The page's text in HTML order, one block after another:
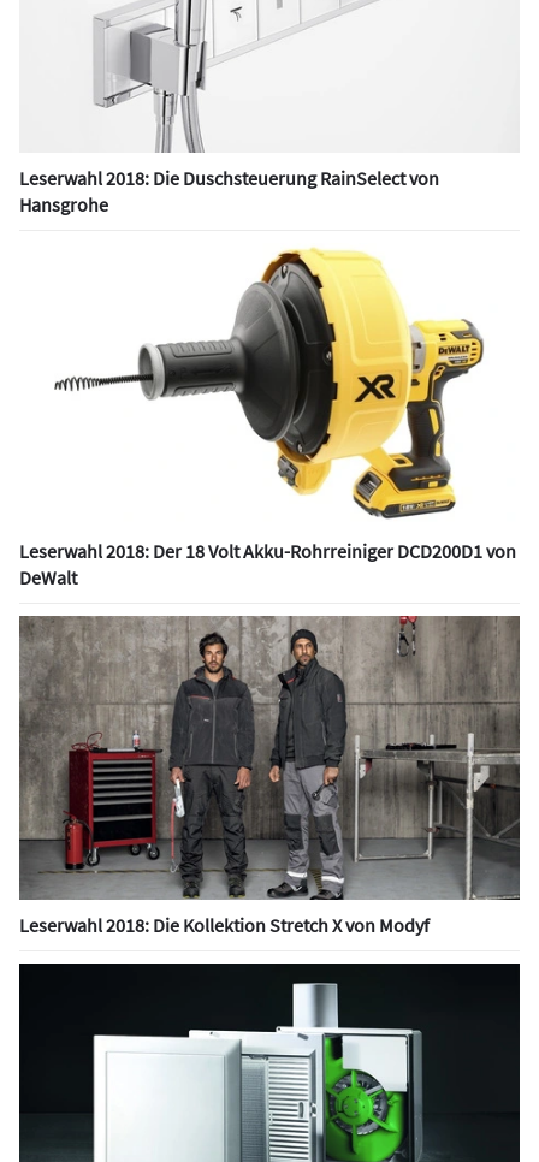
Leserwahl 2018: Die Duschsteuerung RainSelect von
Hansgrohe
Leserwahl 2018: Der 18 Volt Akku-Rohrreiniger DCD200D1 von
DeWalt
Leserwahl 2018: Die Kollektion Stretch X von Modyf